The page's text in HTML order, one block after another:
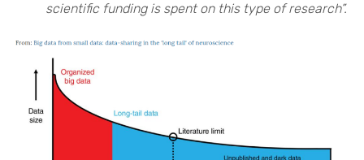
scientific funding is spent on this type of research”.